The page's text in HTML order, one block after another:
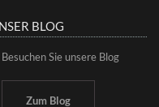
BLOG
Besuchen Sie unsere Blog
Zum Blog